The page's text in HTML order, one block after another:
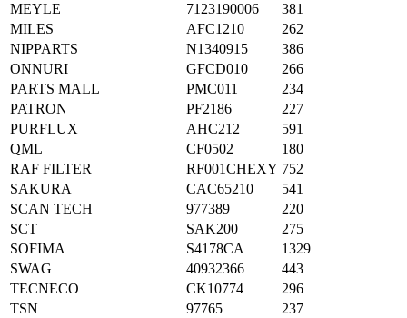
MEYLE
7123190006
381
MILES
AFC1210
262
NIPPARTS
N1340915
386
ONNURI
GFCD010
266
PARTS MALL
PMC011
234
PATRON
PF2186
227
PURFLUX
AHC212
591
QML
CF0502
180
RAF FILTER
RF001CHEXY 752
SAKURA
CAC65210
541
SCAN TECH
977389
220
SCT
SAK200
275
SOFIMA
S4178CA
1329
SWAG
40932366
443
TECNECO
CK10774
296
TSN
97765
237